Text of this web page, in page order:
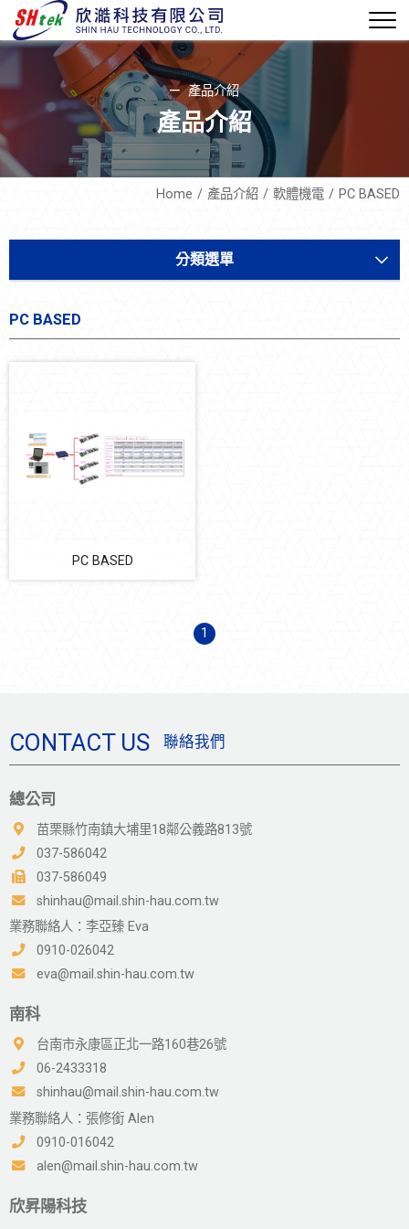
產品介紹
產品介紹
Home 產品介紹 軟體機電 PC BASED
分類選單
設備開發
PC BASED
PC BASED
1
CONTACT US 聯絡我們
總公司
苗栗縣竹南鎮大埔里18鄰公義路813號
037-586042
037-586049
shinhau@mail.shin-hau.com.tw
業務聯絡人：李亞臻 Eva
0910-026042
eva@mail.shin-hau.com.tw
南科
台南市永康區正北一路160巷26號
06-2433318
shinhau@mail.shin-hau.com.tw
業務聯絡人：張修銜 Alen
0910-016042
alen@mail.shin-hau.com.tw
欣昇陽科技